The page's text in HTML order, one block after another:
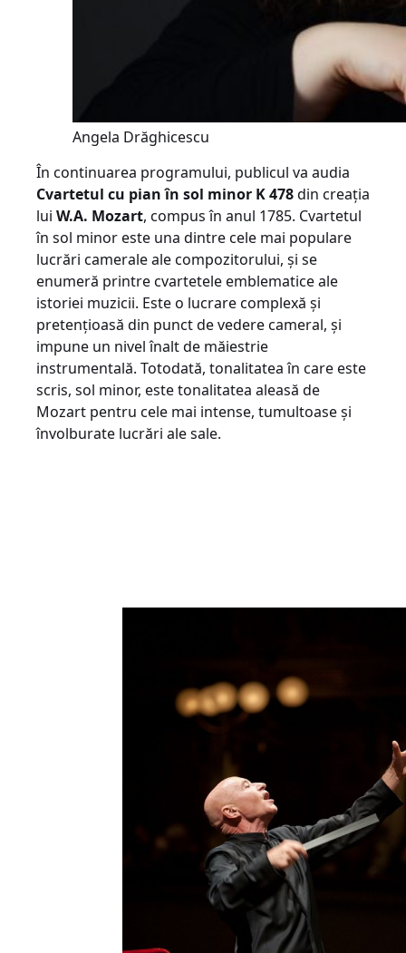
Angela Drăghicescu
În continuarea programului, publicul va audia
Cvartetul cu pian în sol minor K 478din creația
lui W.A. Mozart, compus în anul 1785. Cvartetul
în sol minor este una dintre cele mai populare
lucrări camerale ale compozitorului, și se
enumeră printre cvartetele emblematice ale
istoriei muzicii. Este o lucrare complexă și
pretențioasă din punct de vedere cameral, și
impune un nivel înalt de măiestrie
instrumentală. Totodată, tonalitatea în care este
scris, sol minor, este tonalitatea aleasă de
Mozart pentru cele mai intense, tumultoase și
învolburate lucrări ale sale.